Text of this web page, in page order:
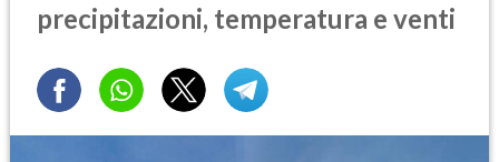
precipitazioni, temperatura e venti